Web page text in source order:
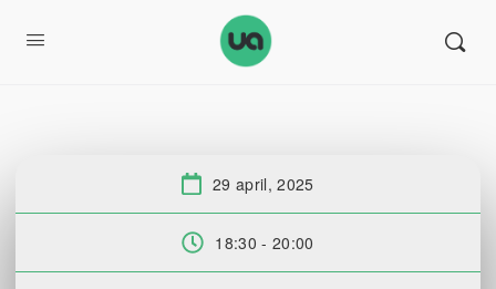
Datum:
29 april, 2025
Tid:
18:30 - 20:00